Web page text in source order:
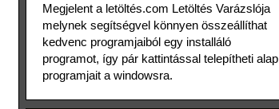
Megjelent a letöltés.com Letöltés Varázslója
melynek segítségvel könnyen összeállíthat
kedvenc programjaiból egy installáló
programot, így pár kattintással telepítheti alap
programjait a windowsra.